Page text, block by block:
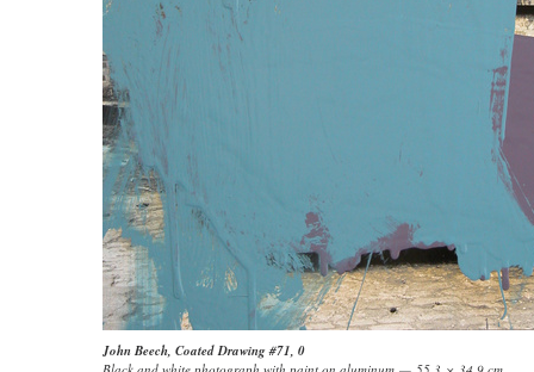
John Beech, Coated Drawing #71, 0